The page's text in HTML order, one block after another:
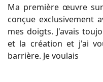
Ma première œuvre
conçue exclusivement
mes doigts. J'avais
et la création et j'ai
barrière. Je voulais